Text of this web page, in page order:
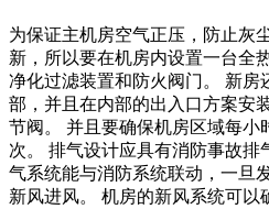
为保证主机房空气正压，防止灰
新，所以要在机房内设置一台全
净化过滤装置和防火阀门。 新房
部，并且在内部的出入口方案安
节阀。 并且要确保机房区域每小
次。 排气设计应具有消防事故排
气系统能与消防系统联动，一旦
新风进风。 机房的新风系统可以